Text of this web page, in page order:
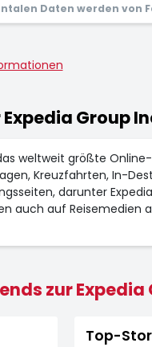
Daten werden von
Group
weltweit größte
Kreuzfahrten, In-
darunter
auch auf Reisemedien
zur Expedia
Top-